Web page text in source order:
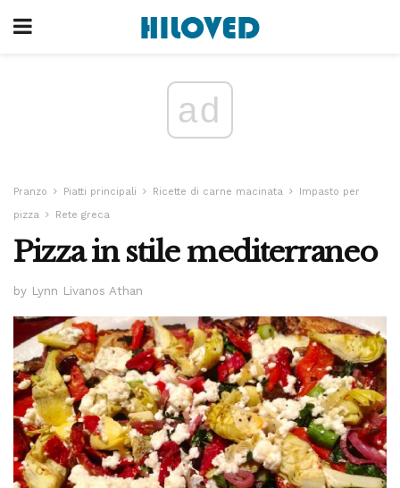
ad
Pranzo Piatti principali Ricette di carne macinata
Impasto per
pizza
Rete greca
Pizza in stile mediterraneo
by Lynn Livanos Athan